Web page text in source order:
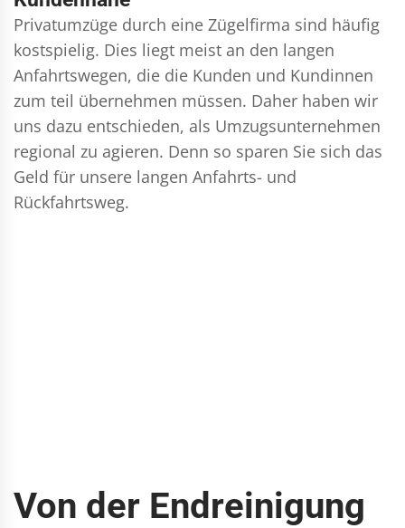
Privatumzüge durch eine Zügelfirma sind häufig
kostspielig. Dies liegt meist an den langen
Anfahrtswegen, die die Kunden und Kundinnen
zum teil übernehmen müssen. Daher haben wir
uns dazu entschieden, als Umzugsunternehmen
regional zu agieren. Denn so sparen Sie sich das
Geld für unsere langen Anfahrts- und
Rückfahrtsweg.
Von der Endreinigung